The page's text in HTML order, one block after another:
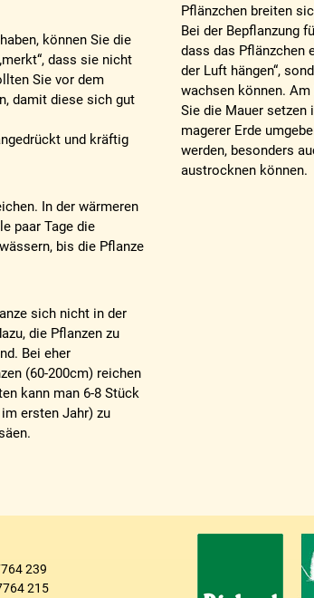
können Sie die
dass sie nicht
Sie vor dem
damit diese sich gut
und kräftig
In der wärmeren
paar Tage die
bis die Pflanze
sich nicht in der
die Pflanzen zu
Bei eher
(60-200cm) reichen
kann man 6-8 Stück
ersten Jahr) zu
Pflänzchen breiten
Bei der Bepflanzung
dass das Pflänzchen
der Luft hängen“,
wachsen können.
Sie die Mauer setzen
magerer Erde
werden, besonders
austrocknen können.
239
215